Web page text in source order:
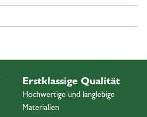
Erstklassige Qualität
Hochwertige und langlebige
Materialien